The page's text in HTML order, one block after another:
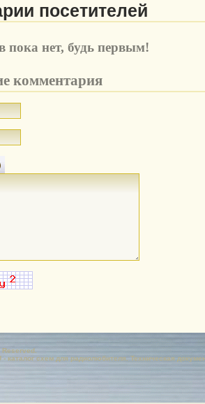
посетителей
пока нет, будь первым!
комментария
Reserved.
- каталог схем для радиолюбителя. Техническая